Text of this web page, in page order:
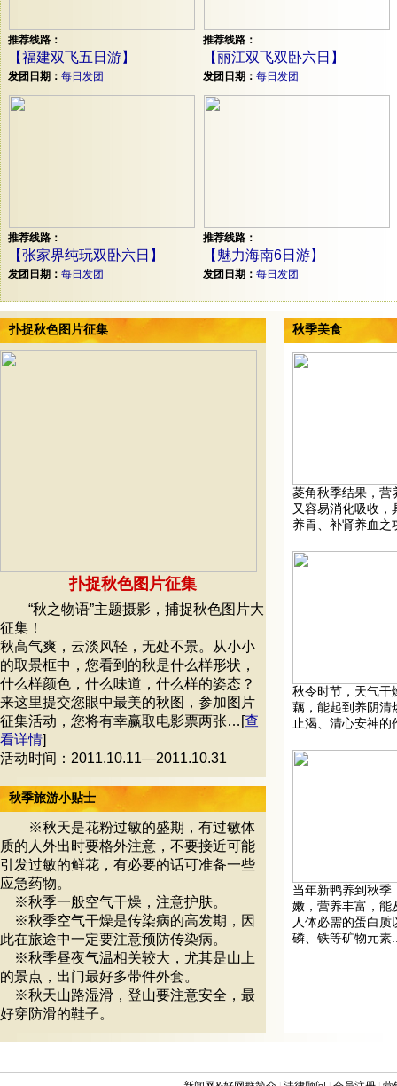
推荐线路：
【福建双飞五日游】
发团日期： 每日发团
推荐线路：
【丽江双飞双卧六日】
发团日期： 每日发团
推荐线路：
【张家界纯玩双卧六日】
发团日期： 每日发团
推荐线路：
【魅力海南6日游】
发团日期： 每日发团
扑捉秋色图片征集
扑捉秋色图片征集
“秋之物语”主题摄影，捕捉秋色图片大
征集！
秋高气爽，云淡风轻，无处不景。从小小
的取景框中，您看到的秋是什么样形状，
什么样颜色，什么味道，什么样的姿态？
来这里提交您眼中最美的秋图，参加图片
征集活动，您将有幸赢取电影票两张…[查
看详情]
活动时间：2011.10.11—2011.10.31
秋季旅游小贴士
※秋天是花粉过敏的盛期，有过敏体
质的人外出时要格外注意，不要接近可能
引发过敏的鲜花，有必要的话可准备一些
应急药物。
※秋季一般空气干燥，注意护肤。
※秋季空气干燥是传染病的高发期，因
此在旅途中一定要注意预防传染病。
※秋季昼夜气温相关较大，尤其是山上
的景点，出门最好多带件外套。
※秋天山路湿滑，登山要注意安全，最
好穿防滑的鞋子。
秋季美食
菱角秋季结果，营
又容易消化吸收，
养胃、补肾养血之
秋令时节，天气干
藕，能起到养阴清
止渴、清心安神的
当年新鸭养到秋季
嫩，营养丰富，能
人体必需的蛋白质
磷、铁等矿物元素